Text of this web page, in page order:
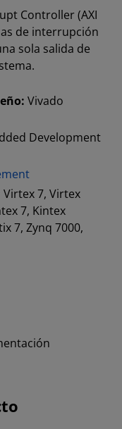
Controller (AXI
de interrupción
sola salida de
Vivado
Development
Virtex 7, Virtex
7, Kintex
7, Zynq 7000,